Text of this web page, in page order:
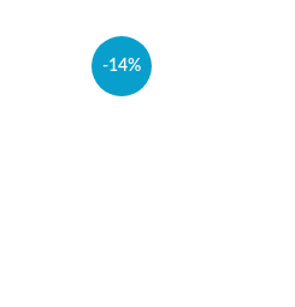
-14%